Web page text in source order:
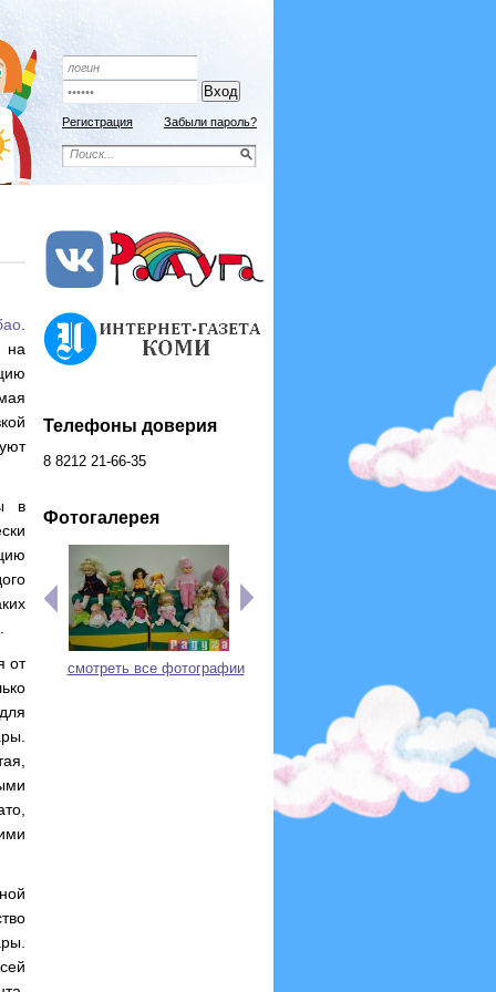
Регистрация Забыли пароль?
на
в
от
Телефоны доверия
8 8212 21-66-35
Фотогалерея
смотреть все фотографии